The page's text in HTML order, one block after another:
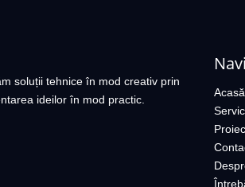
soluții tehnice în mod creativ prin
ideilor în mod practic.
Acasă